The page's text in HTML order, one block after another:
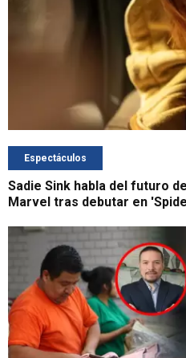
Espectáculos
Sadie Sink habla del futuro
Marvel tras debutar en